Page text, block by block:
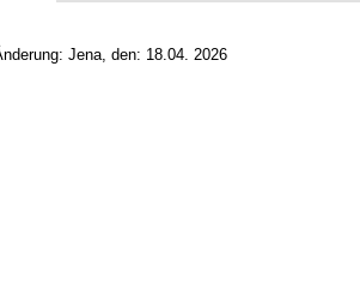
Jena, den: 18.04. 2026